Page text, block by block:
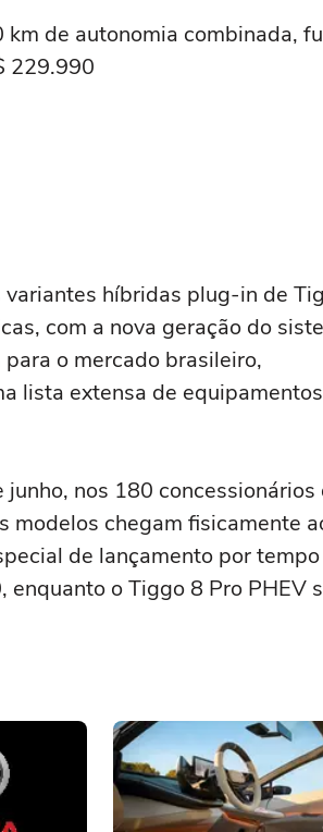
de autonomia combinada,
229.990
híbridas plug-in de
com a nova geração do
o mercado brasileiro,
lista extensa de
nos 180 concessionários
modelos chegam fisicamente
de lançamento por tempo
o Tiggo 8 Pro PHEV